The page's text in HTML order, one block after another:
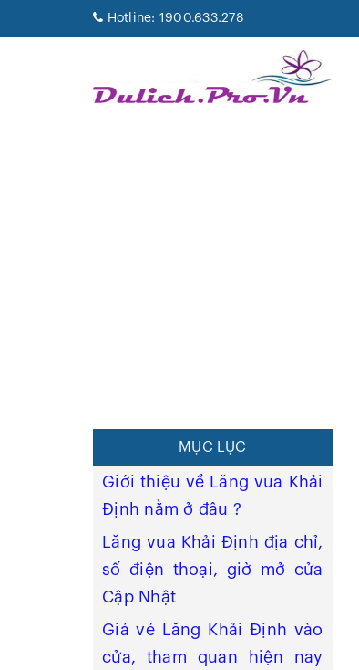
Hotline: 1900.633.278
MỤC LỤC
Giới thiệu về Lăng vua Khải
Định nằm ở đâu ?
Lăng vua Khải Định địa chỉ,
số điện thoại, giờ mở cửa
Cập Nhật
Giá vé Lăng Khải Định vào
cửa, tham quan hiện nay